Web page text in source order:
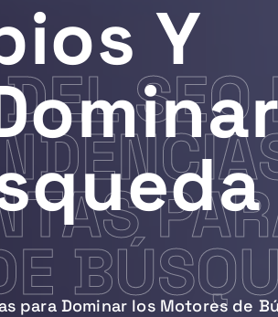
SEO
Y
para Dominar los Motores de